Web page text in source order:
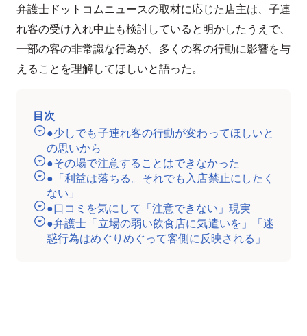
弁護士ドットコムニュースの取材に応じた店主は、子連
れ客の受け入れ中止も検討していると明かしたうえで、
一部の客の非常識な行為が、多くの客の行動に影響を与
えることを理解してほしいと語った。
目次
●少しでも子連れ客の行動が変わってほしいと
の思いから
●その場で注意することはできなかった
●「利益は落ちる。それでも入店禁止にしたく
ない」
●口コミを気にして「注意できない」現実
●弁護士「立場の弱い飲食店に気遣いを」「迷
惑行為はめぐりめぐって客側に反映される」